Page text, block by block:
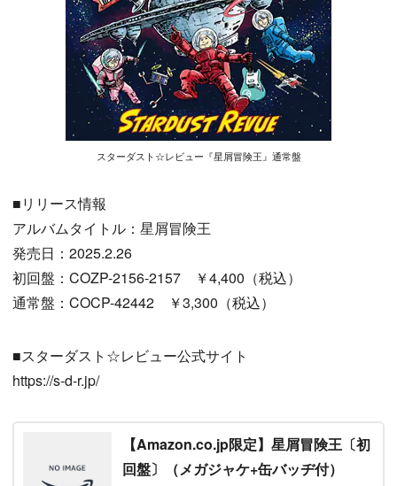
スターダスト☆レビュー『星屑冒険王』通常盤
■リリース情報
アルバムタイトル：星屑冒険王
発売日：2025.2.26
初回盤：COZP-2156-2157 ￥4,400（税込）
通常盤：COCP-42442 ￥3,300（税込）
■スターダスト☆レビュー公式サイト
https://s-d-r.jp/
【Amazon.co.jp限定】星屑冒険王〔初
回盤〕（メガジャケ+缶バッヂ付）